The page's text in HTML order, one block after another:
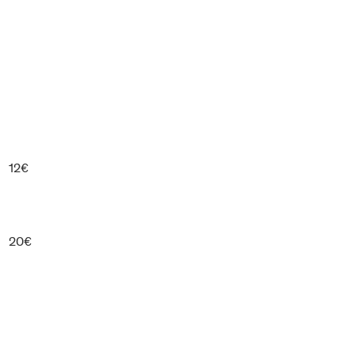
12€
20€